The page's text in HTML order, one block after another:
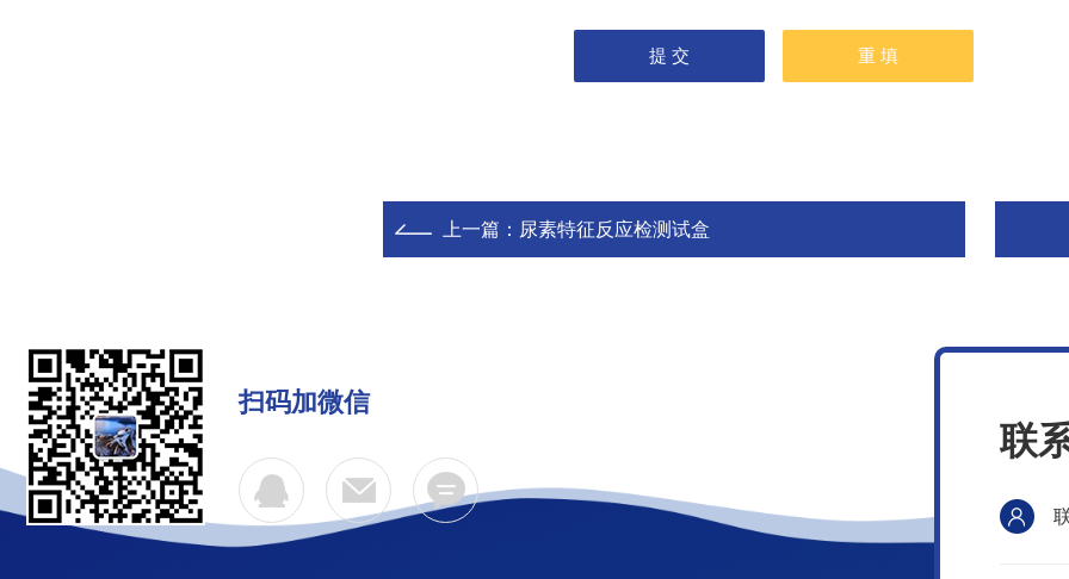
上一篇： 尿素特征反应检测试盒
扫码加微信
联